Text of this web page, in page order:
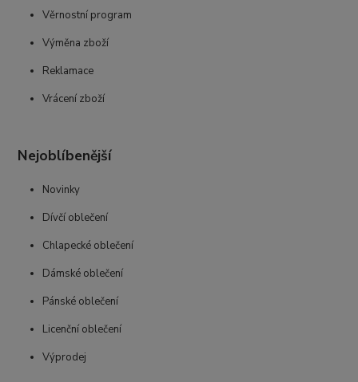
Věrnostní program
Výměna zboží
Reklamace
Vrácení zboží
Nejoblíbenější
Novinky
Dívčí oblečení
Chlapecké oblečení
Dámské oblečení
Pánské oblečení
Licenční oblečení
Výprodej